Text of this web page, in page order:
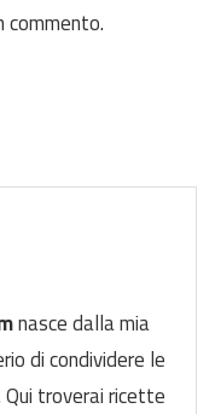
commento.
nasce dalla mia
di condividere le
troverai ricette